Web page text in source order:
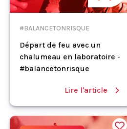
#BALANCETONRISQUE
Départ de feu avec un
chalumeau en laboratoire -
#balancetonrisque
Lire l'article